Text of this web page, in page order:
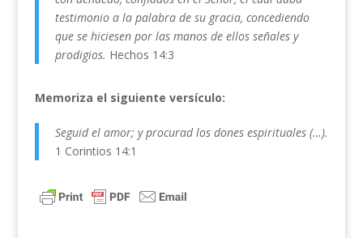
testimonio a la palabra de su gracia, concediendo
que se hiciesen por las manos de ellos señales y
prodigios. Hechos 14:3
Memoriza el siguiente versículo:
Seguid el amor; y procurad los dones espirituales (…).
1 Corintios 14:1